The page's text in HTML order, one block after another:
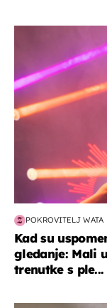
POKROVITELJ WATA
Kad su
gledanje: Mali
trenutke s ple...